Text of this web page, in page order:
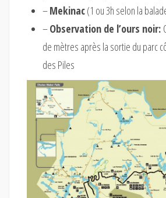
–Mekinac(1 ou 3h selon la
–Observation de l’ours noir:
de mètres après la sortie du parc
des Piles